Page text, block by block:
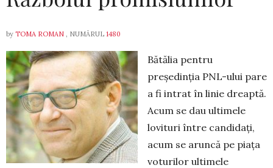
by TOMA ROMAN , NUMĂRUL 1480
Bătălia pentru
președinţia PNL-ului pare
a fi intrat în linie dreaptă.
Acum se dau ultimele
lovituri între candidaţi,
acum se aruncă pe piaţa
voturilor ultimele